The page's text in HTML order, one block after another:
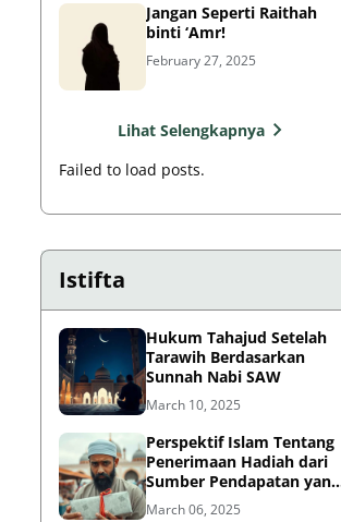
Jangan Seperti Raithah
binti ‘Amr!
February 27, 2025
Lihat Selengkapnya
Failed to load posts.
Istifta
Hukum Tahajud Setelah
Tarawih Berdasarkan
Sunnah Nabi SAW
March 10, 2025
Perspektif Islam Tentang
Penerimaan Hadiah dari
Sumber Pendapatan yang
Tidak Halal
March 06, 2025